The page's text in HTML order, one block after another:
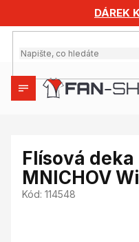
obsah
DÁREK
Flísová deka
MNICHOV
Kód: 114548